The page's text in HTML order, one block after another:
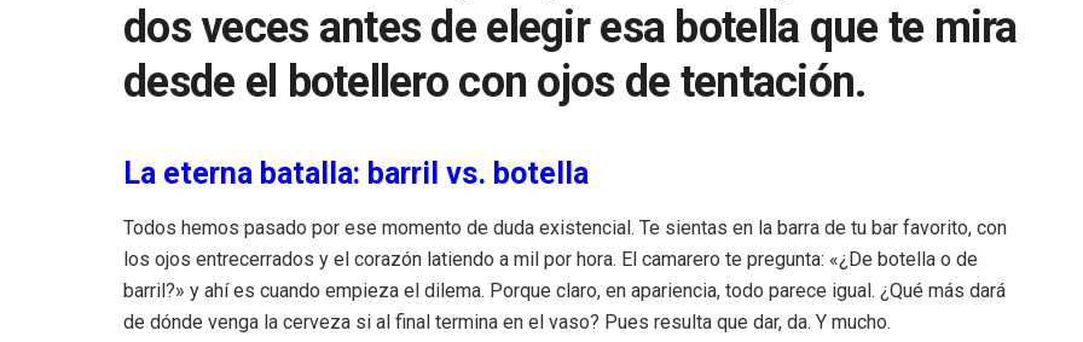
dos veces antes de elegir esa botella que te mira
desde el botellero con ojos de tentación.
La eterna batalla: barril vs. botella
Todos hemos pasado por ese momento de duda existencial. Te sientas en la barra de tu bar favorito, con
los ojos entrecerrados y el corazón latiendo a mil por hora. El camarero te pregunta: «¿De botella o de
barril?» y ahí es cuando empieza el dilema. Porque claro, en apariencia, todo parece igual. ¿Qué más dará
de dónde venga la cerveza si al final termina en el vaso? Pues resulta que dar, da. Y mucho.